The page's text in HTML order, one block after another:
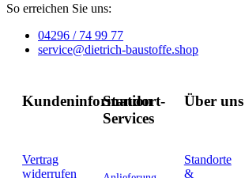
So erreichen Sie uns:
04296 / 74 99 77
service@dietrich-baustoffe.shop
Kundeninformation
Vertrag
widerrufen
Standort-
Services
Über uns
Standorte
&